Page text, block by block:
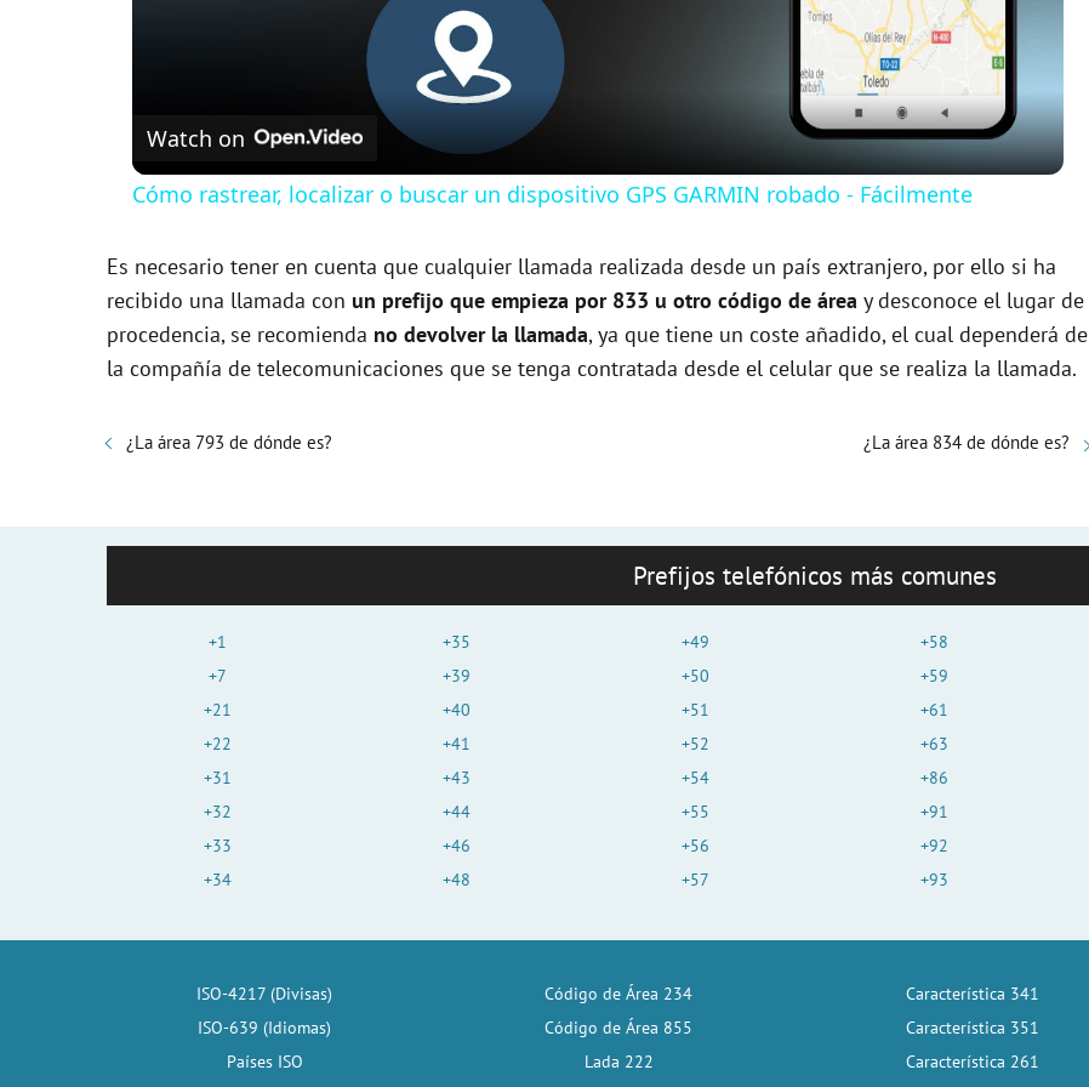
y
i
d
Watch on
Cómo rastrear, localizar o buscar un dispositivo GPS GARMIN robado - Fácilmente
Es necesario tener en cuenta que cualquier llamada realizada desde un país extranjero, por ello si ha
recibido una llamada con un prefijo que empieza por 833 u otro código de área y desconoce el lugar de
procedencia, se recomienda no devolver la llamada, ya que tiene un coste añadido, el cual dependerá de
la compañía de telecomunicaciones que se tenga contratada desde el celular que se realiza la llamada.
¿La área 793 de dónde es? ¿La área 834 de dónde es?
Prefijos telefónicos más comunes
+1
+7
+21
+22
+31
+32
+33
+34
+35
+39
+40
+41
+43
+44
+46
+48
+49
+50
+51
+52
+54
+55
+56
+57
+58
+59
+61
+63
+86
+91
+92
+93
ISO-4217 (Divisas)
ISO-639 (Idiomas)
Países ISO
Código de Área 234
Código de Área 855
Lada 222
Característica 341
Característica 351
Característica 261